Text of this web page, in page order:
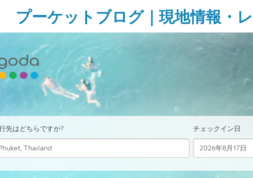
content
プーケットブログ｜現地情報・
ガ
ド
ブ
無
い
様